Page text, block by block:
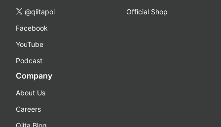
@qiitapoi
Facebook
YouTube
Podcast
Official Shop
Company
About Us
Careers
Qiita Blog